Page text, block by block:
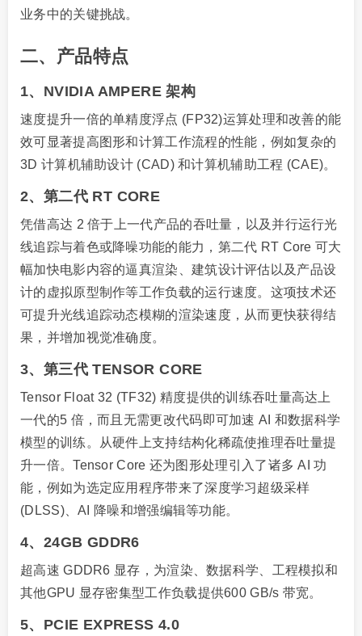
业务中的关键挑战。
二、产品特点
1、NVIDIA AMPERE 架构
速度提升一倍的单精度浮点 (FP32)运算处理和改善的能
效可显著提高图形和计算工作流程的性能，例如复杂的
3D 计算机辅助设计 (CAD) 和计算机辅助工程 (CAE)。
2、第二代 RT CORE
凭借高达 2 倍于上一代产品的吞吐量，以及并行运行光
线追踪与着色或降噪功能的能力，第二代 RT Core 可大
幅加快电影内容的逼真渲染、建筑设计评估以及产品设
计的虚拟原型制作等工作负载的运行速度。这项技术还
可提升光线追踪动态模糊的渲染速度，从而更快获得结
果，并增加视觉准确度。
3、第三代 TENSOR CORE
Tensor Float 32 (TF32) 精度提供的训练吞吐量高达上
一代的5 倍，而且无需更改代码即可加速 AI 和数据科学
模型的训练。从硬件上支持结构化稀疏使推理吞吐量提
升一倍。Tensor Core 还为图形处理引入了诸多 AI 功
能，例如为选定应用程序带来了深度学习超级采样
(DLSS)、AI 降噪和增强编辑等功能。
4、24GB GDDR6
超高速 GDDR6 显存，为渲染、数据科学、工程模拟和
其他GPU 显存密集型工作负载提供600 GB/s 带宽。
5、PCIE EXPRESS 4.0